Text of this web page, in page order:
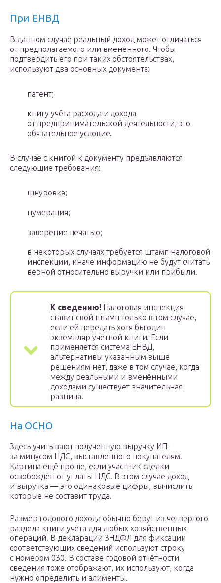
При ЕНВД
В данном случае реальный доход может отличаться
от предполагаемого или вменённого. Чтобы
подтвердить его при таких обстоятельствах,
используют два основных документа:
патент;
книгу учёта расхода и дохода
от предпринимательской деятельности, это
обязательное условие.
В случае с книгой к документу предъявляются
следующие требования:
шнуровка;
нумерация;
заверение печатью;
в некоторых случаях требуется штамп налоговой
инспекции, иначе информацию не будут считать
верной относительно выручки или прибыли.
К сведению! Налоговая инспекция
ставит свой штамп только в том случае,
если ей передать хотя бы один
экземпляр учётной книги. Если
применяется система ЕНВД,
альтернативы указанным выше
решениям нет, даже в том случае, когда
между реальными и вменёнными
доходами существует значительная
разница.
На ОСНО
Здесь учитывают полученную выручку ИП
за минусом НДС, выставленного покупателям.
Картина ещё проще, если участник сделки
освобождён от уплаты НДС. В этом случае доход
и выручка — это одинаковые цифры, вычислить
которые не составит труда.
Размер годового дохода обычно берут из четвертого
раздела книги учёта для любых хозяйственных
операций. В декларации 3НДФЛ для фиксации
соответствующих сведений используют строку
с номером 030. В составе годовой отчётности
сведения тоже отображают, их используют, когда
нужно определить и алименты.